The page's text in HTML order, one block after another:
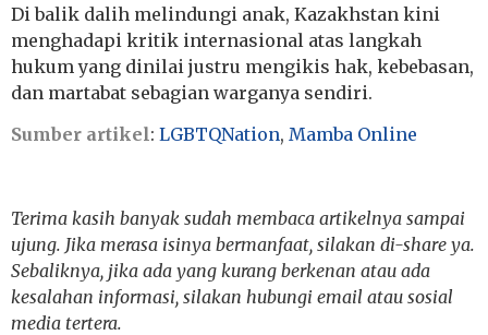
Di balik dalih melindungi anak, Kazakhstan kini
menghadapi kritik internasional atas langkah
hukum yang dinilai justru mengikis hak, kebebasan,
dan martabat sebagian warganya sendiri.
Sumber artikel: LGBTQNation, Mamba Online
Terima kasih banyak sudah membaca artikelnya sampai
ujung. Jika merasa isinya bermanfaat, silakan di-share ya.
Sebaliknya, jika ada yang kurang berkenan atau ada
kesalahan informasi, silakan hubungi email atau sosial
media tertera.